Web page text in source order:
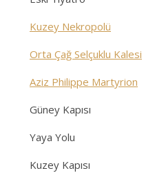
Kuzey Nekropolü
Orta Çağ Selçuklu Kalesi
Aziz Philippe Martyrion
Güney Kapısı
Yaya Yolu
Kuzey Kapısı